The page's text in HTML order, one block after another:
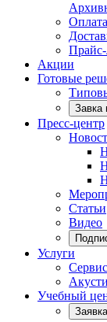
Оплата
Акции
Готовые
Завка
Пресс-центр
Статьи
Видео
Услуги
Учебный